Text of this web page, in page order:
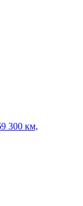
300 км,